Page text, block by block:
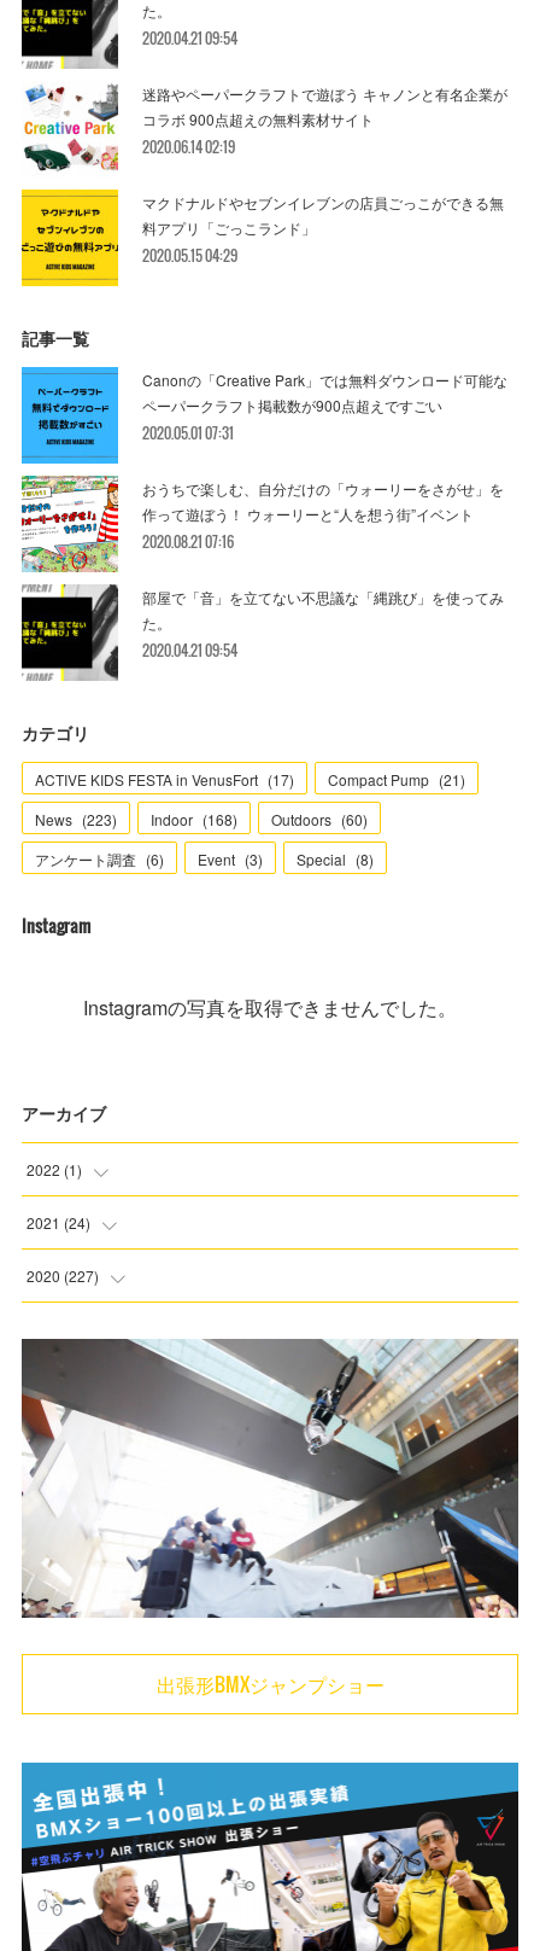
た。
2020.04.21 09:54
迷路やペーパークラフトで遊ぼう キャノンと有名企業が
コラボ 900点超えの無料素材サイト
2020.06.14 02:19
マクドナルドやセブンイレブンの店員ごっこができる無
料アプリ「ごっこランド」
2020.05.15 04:29
記事一覧
Canonの「Creative Park」では無料ダウンロード可能な
ペーパークラフト掲載数が900点超えですごい
2020.05.01 07:31
おうちで楽しむ、自分だけの「ウォーリーをさがせ」を
作って遊ぼう！ ウォーリーと“人を想う街”イベント
2020.08.21 07:16
部屋で「音」を立てない不思議な「縄跳び」を使ってみ
た。
2020.04.21 09:54
カテゴリ
ACTIVE KIDS FESTA in VenusFort (17) Compact Pump (21)
News (223) Indoor (168) Outdoors (60)
アンケート調査 (6) Event (3) Special (8)
Instagram
Instagramの写真を取得できませんでした。
アーカイブ
2022 (1)
(1
2021 (24)
(3)
(1)
2020 (227)
(20)
26
(11 )
出張形BMXジャンプショー